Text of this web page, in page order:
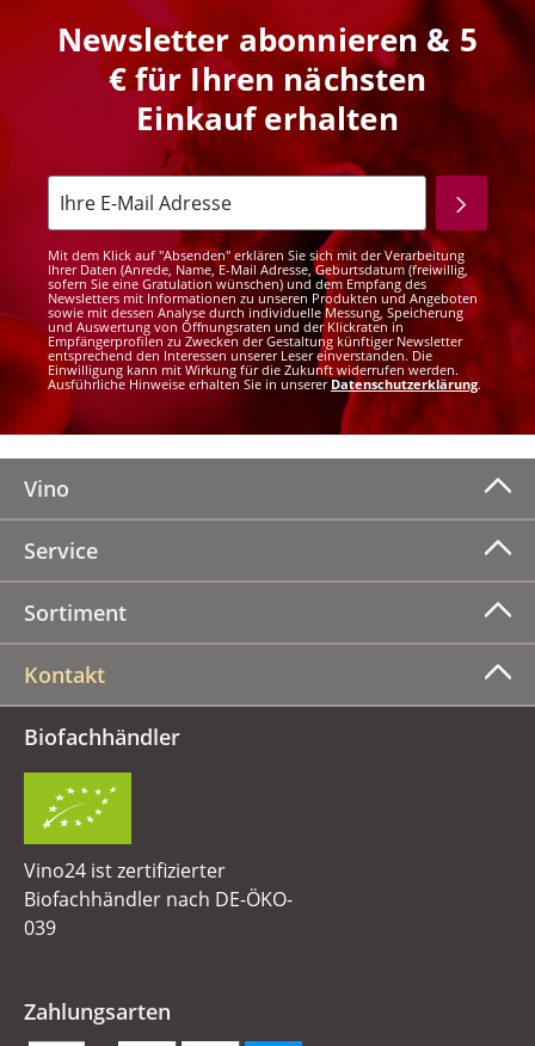
Newsletter abonnieren & 5
€ für Ihren nächsten
Einkauf erhalten
Mit dem Klick auf "Absenden" erklären Sie sich mit der Verarbeitung
Ihrer Daten (Anrede, Name, E-Mail Adresse, Geburtsdatum (freiwillig,
sofern Sie eine Gratulation wünschen) und dem Empfang des
Newsletters mit Informationen zu unseren Produkten und Angeboten
sowie mit dessen Analyse durch individuelle Messung, Speicherung
und Auswertung von Öffnungsraten und der Klickraten in
Empfängerprofilen zu Zwecken der Gestaltung künftiger Newsletter
entsprechend den Interessen unserer Leser einverstanden. Die
Einwilligung kann mit Wirkung für die Zukunft widerrufen werden.
Ausführliche Hinweise erhalten Sie in unsererDatenschutzerklärung.
Vino
Service
Sortiment
Kontakt
Biofachhändler
Vino24 ist zertifizierter
Biofachhändler nach DE-ÖKO-
039
Zahlungsarten